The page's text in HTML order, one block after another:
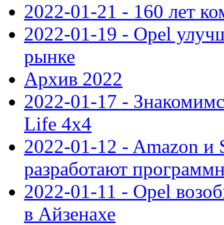
2022-01-21 - 160 лет
2022-01-19 - Opel
рынке
Архив 2022
2022-01-17 -
Life 4x4
2022-01-12 - Amazon и
разработают
2022-01-11 - Opel
в Айзенахе